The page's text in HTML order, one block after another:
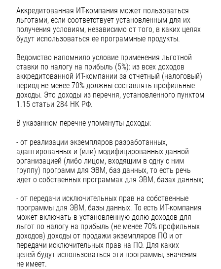
Аккредитованная ИТ-компания может пользоваться
льготами, если соответствует установленным для их
получения условиям, независимо от того, в каких целях
будут использоваться ее программные продукты.
Ведомство напомнило условие применения льготной
ставки по налогу на прибыль (5%): из всех доходов
аккредитованной ИТ-компании за отчетный (налоговый)
период не менее 70% должны составлять профильные
доходы. Это доходы из перечня, установленного пунктом
1.15 статьи 284 НК РФ.
В указанном перечне упомянуты доходы:
- от реализации экземпляров разработанных,
адаптированных и (или) модифицированных данной
организацией (либо лицом, входящим в одну с ним
группу) программ для ЭВМ, баз данных, то есть речь
идет о собственных программах для ЭВМ, базах данных;
- от передачи исключительных прав на собственные
программы для ЭВМ, базы данных. То есть ИТ-компания
может включать в установленную долю доходов для
льгот по налогу на прибыль (не менее 70% профильных
доходов) доходы от продажи экземпляров ПО и от
передачи исключительных прав на ПО. Для каких
целей будут использоваться эти программы, значения
не имеет.